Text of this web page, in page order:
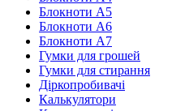
Блокноти А5
Блокноти А6
Блокноти А7
Гумки для грошей
Гумки для стирання
Діркопробивачі
Калькулятори